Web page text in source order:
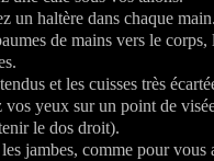
un haltère dans chaque
de mains vers le corps,
et les cuisses très
vos yeux sur un point de
le dos droit).
jambes, comme pour vous